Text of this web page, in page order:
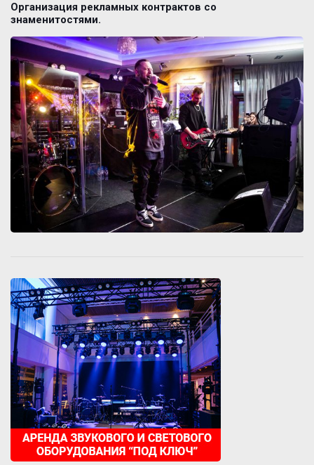
Организация рекламных контрактов со
знаменитостями.